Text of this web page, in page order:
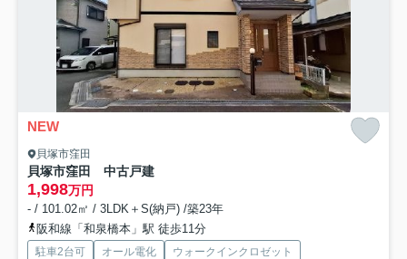
NEW
貝塚市窪田
貝塚市窪田 中古戸建
1,998万円
- / 101.02㎡ / 3LDK＋S(納戸) /築23年
阪和線「和泉橋本」駅 徒歩11分
駐車2台可 オール電化
ウォークインクロゼット